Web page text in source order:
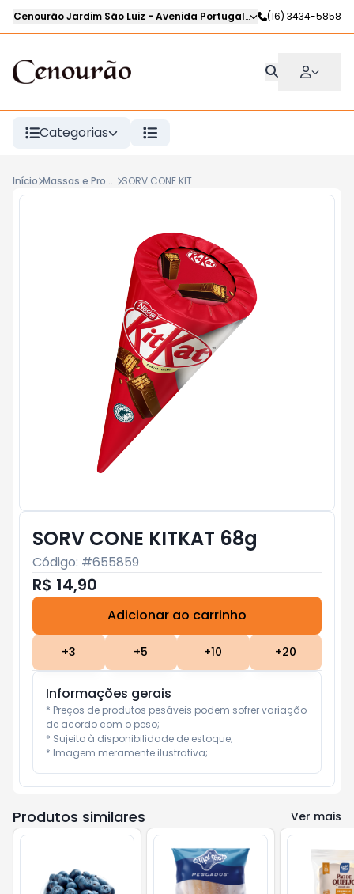
Cenourão Jardim São Luiz - Avenida Portugal, Ribeirão Preto-SP
(16) 3434-5858
Categorias
Início Massas e Produtos Resfriados SORV CONE KITKAT 68g
SORV CONE KITKAT 68g
Código: #655859
R$ 14,90
Adicionar ao carrinho
+3 +5 +10 +20
Informações gerais
* Preços de produtos pesáveis podem sofrer variação
de acordo com o peso;
* Sujeito à disponibilidade de estoque;
* Imagem meramente ilustrativa;
Produtos similares Ver mais